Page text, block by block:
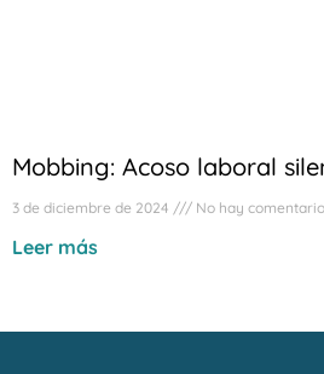
Mobbing: Acoso laboral
3 de diciembre de 2024 No hay
Leer más